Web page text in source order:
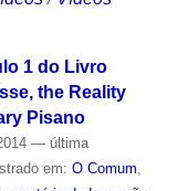
1 do Livro
the Reality
Pisano
— última
em: O Comum